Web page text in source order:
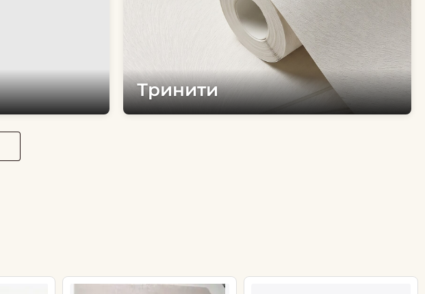
Тринити